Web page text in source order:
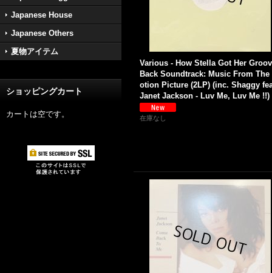
Japanese House
Japanese Others
夏物アイテム
ショッピングカート
カートは空です。
Various - How Stella Got Her
Back Soundtrack: Music From The
otion Picture (2LP) (inc. Shaggy
Janet Jackson - Luv Me, Luv Me !!)
在庫なし